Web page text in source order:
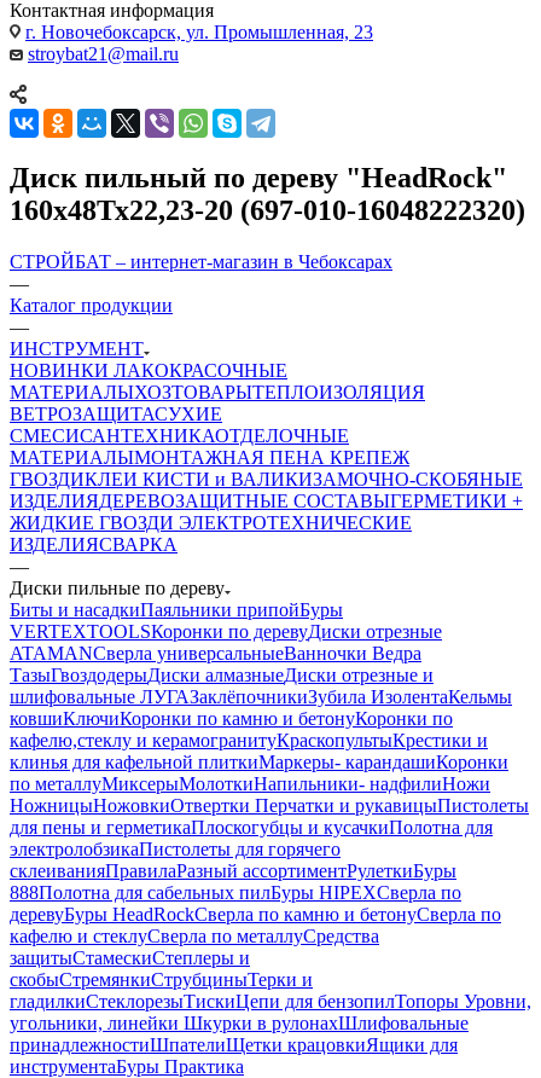
Контактная информация
г. Новочебоксарск, ул. Промышленная, 23
stroybat21@mail.ru
Диск пильный по дереву "HeadRock"
160х48Тх22,23-20 (697-010-16048222320)
СТРОЙБАТ – интернет-магазин в Чебоксарах
—
Каталог продукции
—
ИНСТРУМЕНТ
НОВИНКИ ЛАКОКРАСОЧНЫЕ
МАТЕРИАЛЫХОЗТОВАРЫТЕПЛОИЗОЛЯЦИЯ
ВЕТРОЗАЩИТАСУХИЕ
СМЕСИСАНТЕХНИКАОТДЕЛОЧНЫЕ
МАТЕРИАЛЫМОНТАЖНАЯ ПЕНА КРЕПЕЖ
ГВОЗДИКЛЕИ КИСТИ и ВАЛИКИЗАМОЧНО-СКОБЯНЫЕ
ИЗДЕЛИЯДЕРЕВОЗАЩИТНЫЕ СОСТАВЫГЕРМЕТИКИ +
ЖИДКИЕ ГВОЗДИ ЭЛЕКТРОТЕХНИЧЕСКИЕ
ИЗДЕЛИЯСВАРКА
—
Диски пильные по дереву
Биты и насадкиПаяльники припойБуры
VERTEXTOOLSКоронки по деревуДиски отрезные
ATAMANСверла универсальныеВанночки Ведра
ТазыГвоздодерыДиски алмазныеДиски отрезные и
шлифовальные ЛУГАЗаклёпочникиЗубила ИзолентаКельмы
ковшиКлючиКоронки по камню и бетонуКоронки по
кафелю,стеклу и керамогранитуКраскопультыКрестики и
клинья для кафельной плиткиМаркеры- карандашиКоронки
по металлуМиксерыМолоткиНапильники- надфилиНожи
НожницыНожовкиОтвертки Перчатки и рукавицыПистолеты
для пены и герметикаПлоскогубцы и кусачкиПолотна для
электролобзикаПистолеты для горячего
склеиванияПравилаРазный ассортиментРулеткиБуры
888Полотна для сабельных пилБуры HIPEXСверла по
деревуБуры HeadRockСверла по камню и бетонуСверла по
кафелю и стеклуСверла по металлуСредства
защитыСтамескиСтеплеры и
скобыСтремянкиСтрубциныТерки и
гладилкиСтеклорезыТискиЦепи для бензопилТопоры Уровни,
угольники, линейки Шкурки в рулонахШлифовальные
принадлежностиШпателиЩетки крацовкиЯщики для
инструментаБуры Практика